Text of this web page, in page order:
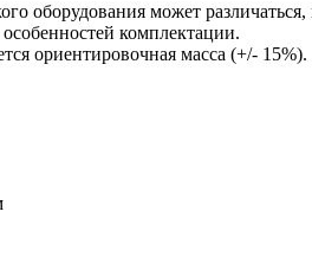
оборудования может
комплектации.
ориентировочная масса (+/- 15%).